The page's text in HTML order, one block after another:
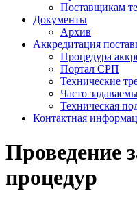
Поставщикам
Документы
Архив
Аккредитация
Процедура
Портал СРП
Технические
Часто
Техническая
Контактная
Проведение
процедур